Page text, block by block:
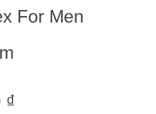
For Men
₫